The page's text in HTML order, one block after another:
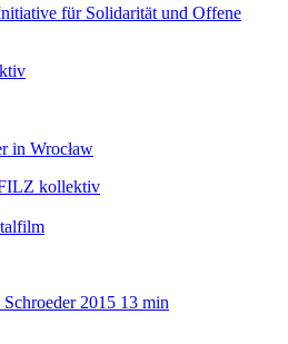
für Solidarität und Offene
in Wrocław
kollektiv
2015 13 min